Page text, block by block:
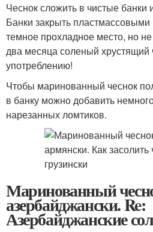
Чеснок сложить в чистые банки
Банки закрыть
темное прохладное место, но
два месяца соленый хрустящий
употреблению!
Чтобы маринованный чеснок
в банку можно добавить
нарезанных ломтиков.
Маринованный
азербайджански. Re:
Азербайджанские